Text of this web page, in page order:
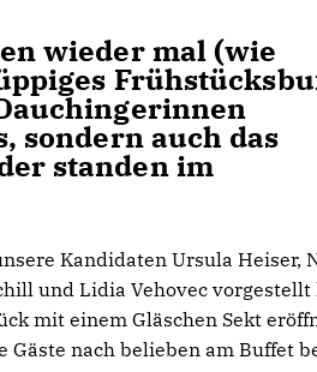
wieder mal (wie
sondern auch das
standen im
Kandidaten Ursula Heiser,
und Lidia Vehovec vorgestellt
mit einem Gläschen Sekt
Gäste nach belieben am Buffet